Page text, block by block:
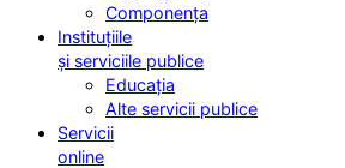
Componența
Instituțiile
și serviciile publice
Educația
Alte servicii publice
Servicii
online